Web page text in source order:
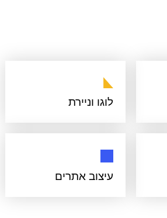
לוגו וניירת
עיצוב אתרים